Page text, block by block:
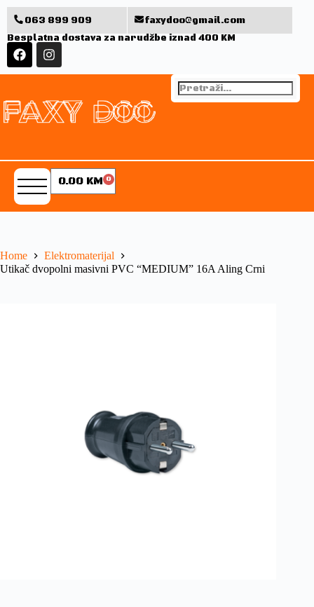
063 899 909
faxydoo@gmail.com
Besplatna dostava za narudžbe iznad 400 KM
0.00 KM 0
Home
Elektromaterijal
Utikač dvopolni masivni PVC “MEDIUM” 16A Aling Crni